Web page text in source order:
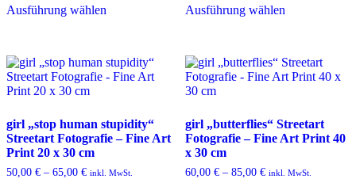
Ausführung wählenProdukt
auf.
Die
auf
der
gewählt
Ausführung wählenProdukt
auf.
Die
auf
der
gewählt
girl „stop human stupidity“
Streetart Fotografie – Fine Art
Print 20 x 30 cm
50,00 € – 65,00 € inkl. MwSt.
girl „butterflies“ Streetart
Fotografie – Fine Art Print 40
x 30 cm
60,00 €– 85,00 € inkl. MwSt.